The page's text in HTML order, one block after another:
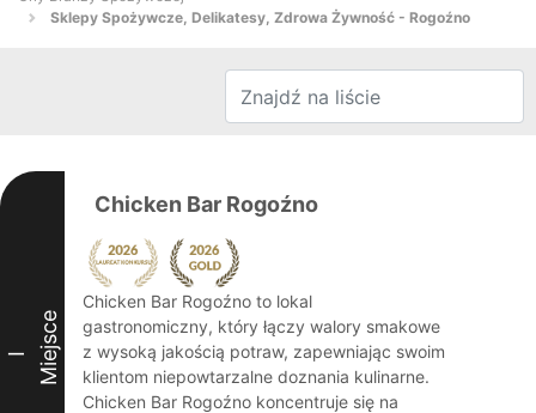
Sklepy Spożywcze, Delikatesy, Zdrowa Żywność - Rogoźno
I Miejsce
Chicken Bar Rogoźno
Chicken Bar Rogoźno to lokal
gastronomiczny, który łączy walory smakowe
z wysoką jakością potraw, zapewniając swoim
klientom niepowtarzalne doznania kulinarne.
Chicken Bar Rogoźno koncentruje się na